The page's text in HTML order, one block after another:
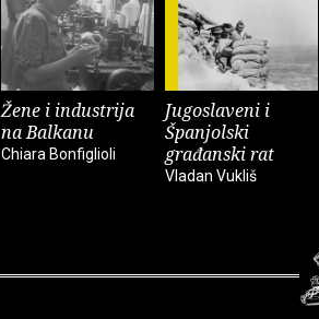
Žene i industrija
na Balkanu
Chiara Bonfiglioli
Jugoslaveni i
Španjolski
građanski rat
Vladan Vukliš